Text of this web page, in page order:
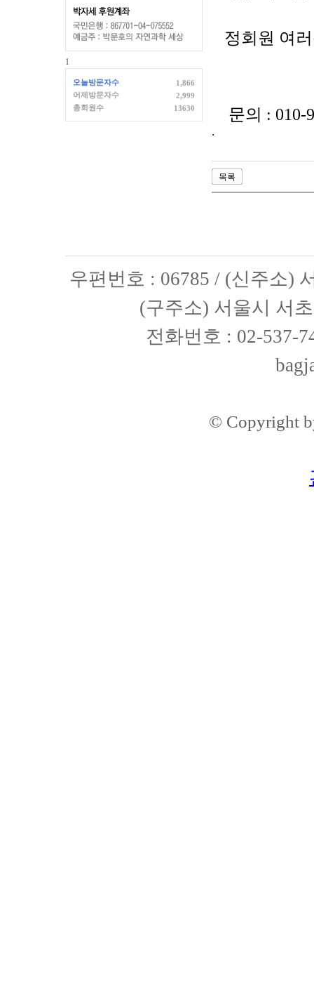
1
오늘방문자수
1,866
어제방문자수
2,999
총회원수
13630
정회원 여
문의 : 010-
.
목록
우편번호 : 06785 / (신주소)
(구주소) 서울시 서
전화번호 : 02-537-
© Copyright